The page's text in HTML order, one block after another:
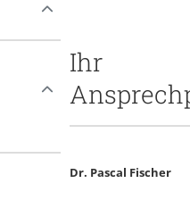
Ihr
Dr. Pascal Fischer